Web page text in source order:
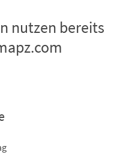
nutzen bereits